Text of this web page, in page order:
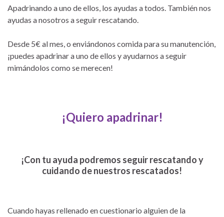
Apadrinando a uno de ellos, los ayudas a todos. También nos
ayudas a nosotros a seguir rescatando.
Desde 5€ al mes, o enviándonos comida para su manutención,
¡puedes apadrinar a uno de ellos y ayudarnos a seguir
mimándolos como se merecen!
¡Quiero apadrinar!
¡Con tu ayuda podremos seguir rescatando y
cuidando de nuestros rescatados!
Cuando hayas rellenado en cuestionario alguien de la